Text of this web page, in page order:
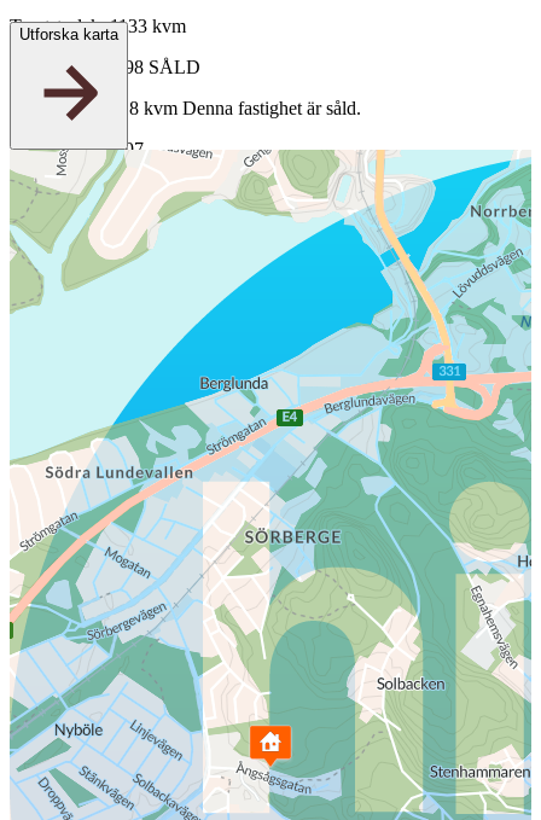
Tomtstorlek: 1133 kvm
Timrå Böle 1:398 SÅLD
Tomtstorlek: 818 kvm Denna fastighet är såld.
Timrå Böle 1:397
Tomtstorlek: 886 kvm
Timrå Böle 1:396
Tomtstorlek: 1094 kvm
Timrå Böle 1:395
Tomtstorlek: 1043 kvm
Utforska karta